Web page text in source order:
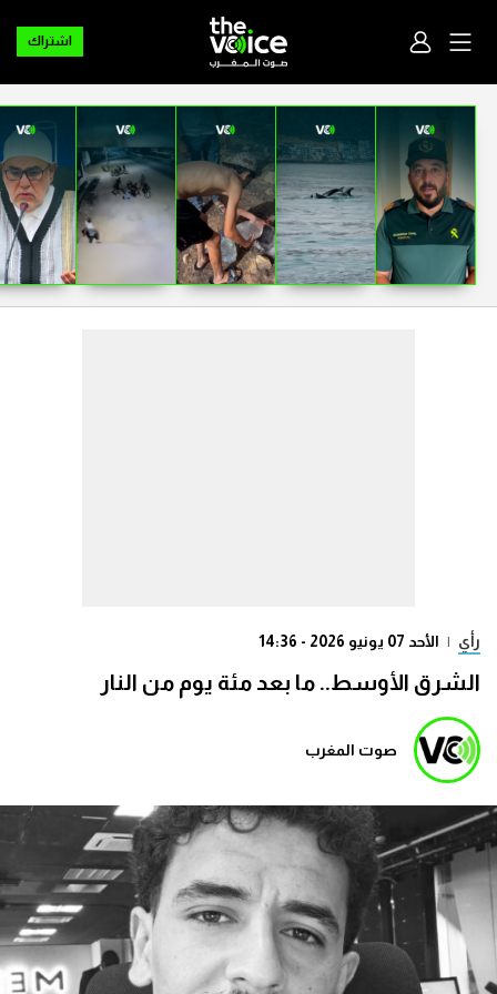
اشتراك
رأي | الأحد 07 يونيو 2026 - 14:36
الشرق الأوسط.. ما بعد مئة يوم من النار
صوت المغرب